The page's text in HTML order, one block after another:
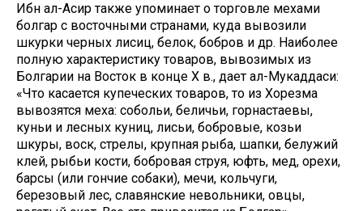
Ибн ал-Асир также упоминает о торговле мехами
болгар с восточными странами, куда вывозили
шкурки черных лисиц, белок, бобров и др. Наиболее
полную характеристику товаров, вывозимых из
Болгарии на Восток в конце X в., дает ал-Мукаддаси:
«Что касается купеческих товаров, то из Хорезма
вывозятся меха: собольи, беличьи, горнастаевы,
куньи и лесных куниц, лисьи, бобровые, козьи
шкуры, воск, стрелы, крупная рыба, шапки, белужий
клей, рыбьи кости, бобровая струя, юфть, мед, орехи,
барсы (или гончие собаки), мечи, кольчуги,
березовый лес, славянские невольники, овцы,